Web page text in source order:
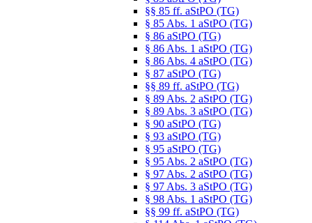
§§ 85 ff. aStPO (TG)
§ 85 Abs. 1 aStPO (TG)
§ 86 aStPO (TG)
§ 86 Abs. 1 aStPO (TG)
§ 86 Abs. 4 aStPO (TG)
§ 87 aStPO (TG)
§§ 89 ff. aStPO (TG)
§ 89 Abs. 2 aStPO (TG)
§ 89 Abs. 3 aStPO (TG)
§ 90 aStPO (TG)
§ 93 aStPO (TG)
§ 95 aStPO (TG)
§ 95 Abs. 2 aStPO (TG)
§ 97 Abs. 2 aStPO (TG)
§ 97 Abs. 3 aStPO (TG)
§ 98 Abs. 1 aStPO (TG)
§§ 99 ff. aStPO (TG)